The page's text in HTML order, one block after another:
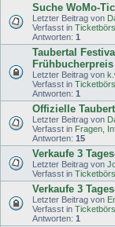
Suche WoMo-
Letzter Beitrag von
Verfasst in
Antworten: 1
Taubertal
Frühbucherpreis
Letzter Beitrag von
Verfasst in
Antworten: 1
Offizielle
Letzter Beitrag von
Verfasst in Fragen,
Antworten: 15
Verkaufe 3
Letzter Beitrag von
Verfasst in
Verkaufe 3
Letzter Beitrag von
Verfasst in
Antworten: 1